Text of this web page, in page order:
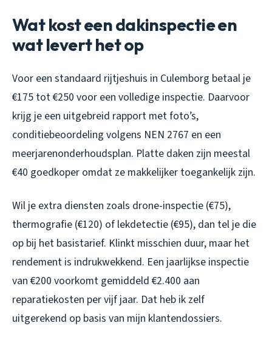
Wat kost een dakinspectie en
wat levert het op
Voor een standaard rijtjeshuis in Culemborg betaal je
€175 tot €250 voor een volledige inspectie. Daarvoor
krijg je een uitgebreid rapport met foto’s,
conditiebeoordeling volgens NEN 2767 en een
meerjarenonderhoudsplan. Platte daken zijn meestal
€40 goedkoper omdat ze makkelijker toegankelijk zijn.
Wil je extra diensten zoals drone-inspectie (€75),
thermografie (€120) of lekdetectie (€95), dan tel je die
op bij het basistarief. Klinkt misschien duur, maar het
rendement is indrukwekkend. Een jaarlijkse inspectie
van €200 voorkomt gemiddeld €2.400 aan
reparatiekosten per vijf jaar. Dat heb ik zelf
uitgerekend op basis van mijn klantendossiers.